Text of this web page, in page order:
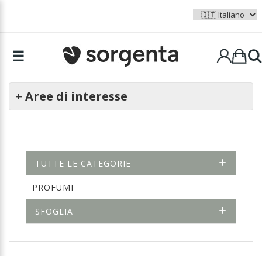
☰
+ Aree di interesse
TUTTE LE CATEGORIE
PROFUMI
SFOGLIA